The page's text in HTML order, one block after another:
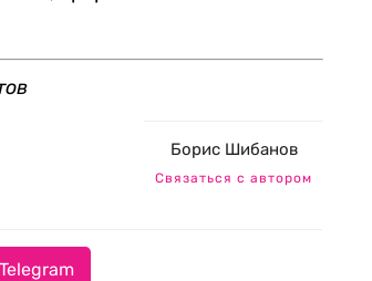
Борис Шибанов
Связаться с автором